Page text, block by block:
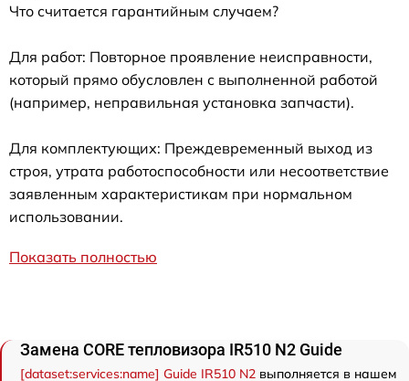
Что считается гарантийным случаем?
Для работ: Повторное проявление неисправности,
который прямо обусловлен с выполненной работой
(например, неправильная установка запчасти).
Для комплектующих: Преждевременный выход из
строя, утрата работоспособности или несоответствие
заявленным характеристикам при нормальном
использовании.
Показать полностью
Замена CORE тепловизора IR510 N2 Guide
[dataset:services:name] Guide IR510 N2 выполняется в нашем